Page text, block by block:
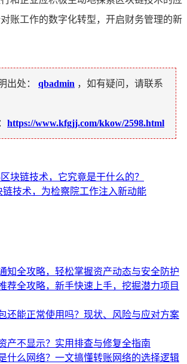
账工作的数字化转型，开启财务管理的新
出处： qbadmin ，如有疑问，请联系
https://www.kfgjj.com/kkow/2598.html
块链技术，它究竟是干什么的？
链技术，为检察院工作注入新动能
知全攻略，轻松掌握资产动态与安全防护
荐全攻略，新手快速上手，挖掘潜力项目
还能正常使用吗？现状、风险与应对方案
产不显示？实用排查与修复全指南
什么网络？一文搞懂转账网络的选择逻辑